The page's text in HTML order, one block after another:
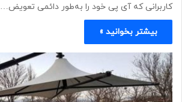
کاربرانی که آی پی خود را به‌طور دائمی تعویض…
بیشتر بخوانید »